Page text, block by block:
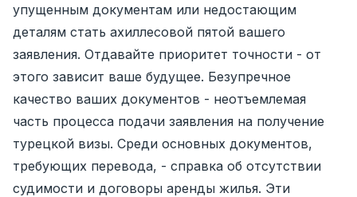
упущенным документам или недостающим
деталям стать ахиллесовой пятой вашего
заявления. Отдавайте приоритет точности - от
этого зависит ваше будущее. Безупречное
качество ваших документов - неотъемлемая
часть процесса подачи заявления на получение
турецкой визы. Среди основных документов,
требующих перевода, - справка об отсутствии
судимости и договоры аренды жилья. Эти